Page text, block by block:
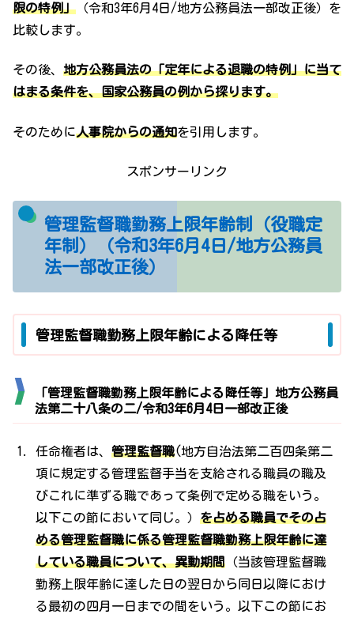
限の特例」 （令和3年6月4日/地方公務員法一部改正後）を
比較します。
その後、 地方公務員法の「定年による退職の特例」に当て
はまる条件を、国家公務員の例から探ります。
そのために人事院からの通知を引用します。
スポンサーリンク
管理監督職勤務上限年齢制（役職定
年制）（令和3年6月4日/地方公務員
法一部改正後）
管理監督職勤務上限年齢による降任等
「管理監督職勤務上限年齢による降任等」地方公務員
法第二十八条の二/令和3年6月4日一部改正後
任命権者は、管理監督職(地方自治法第二百四条第二
項に規定する管理監督手当を支給される職員の職及
びこれに準ずる職であって条例で定める職をいう。
以下この節において同じ。）を占める職員でその占
める管理監督職に係る管理監督職勤務上限年齢に達
している職員について、異動期間 （当該管理監督職
勤務上限年齢に達した日の翌日から同日以降におけ
る最初の四月一日までの間をいう。以下この節にお